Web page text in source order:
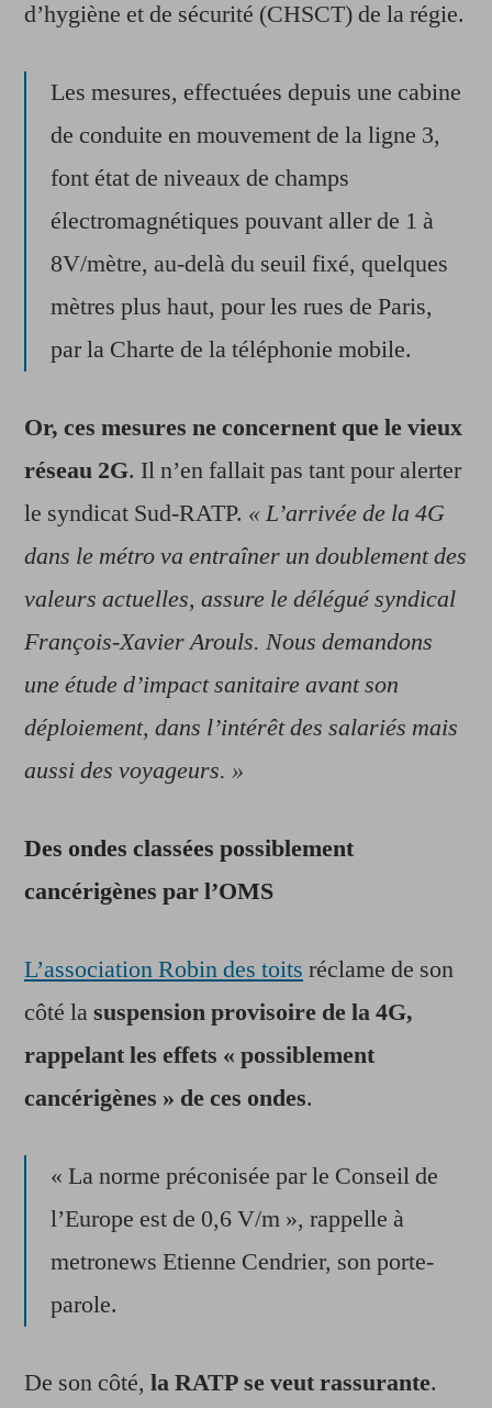
d’hygiène et de sécurité (CHSCT) de la régie.
Les mesures, effectuées depuis une cabine
de conduite en mouvement de la ligne 3,
font état de niveaux de champs
électromagnétiques pouvant aller de 1 à
8V/mètre, au-delà du seuil fixé, quelques
mètres plus haut, pour les rues de Paris,
par la Charte de la téléphonie mobile.
Or, ces mesures ne concernent que le vieux
réseau 2G. Il n’en fallait pas tant pour alerter
le syndicat Sud-RATP. « L’arrivée de la 4G
dans le métro va entraîner un doublement des
valeurs actuelles, assure le délégué syndical
François-Xavier Arouls. Nous demandons
une étude d’impact sanitaire avant son
déploiement, dans l’intérêt des salariés mais
aussi des voyageurs. »
Des ondes classées possiblement
cancérigènes par l’OMS
L’association Robin des toits réclame de son
côté lasuspension provisoire de la 4G,
rappelant les effets « possiblement
cancérigènes » de ces ondes.
« La norme préconisée par le Conseil de
l’Europe est de 0,6 V/m », rappelle à
metronews Etienne Cendrier, son porte-
parole.
De son côté, la RATP se veut rassurante.